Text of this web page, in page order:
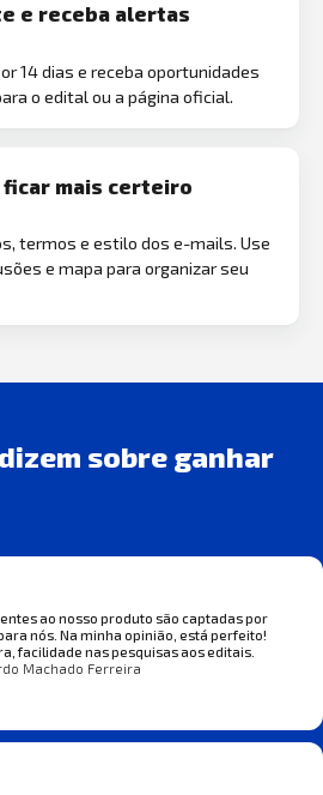
e receba alertas
14 dias e receba oportunidades
o edital ou a página oficial.
ficar mais certeiro
termos e estilo dos e-mails. Use
e mapa para organizar seu
sobre ganhar
ao nosso produto são captadas por
nós. Na minha opinião, está perfeito!
facilidade nas pesquisas aos editais.
Machado Ferreira